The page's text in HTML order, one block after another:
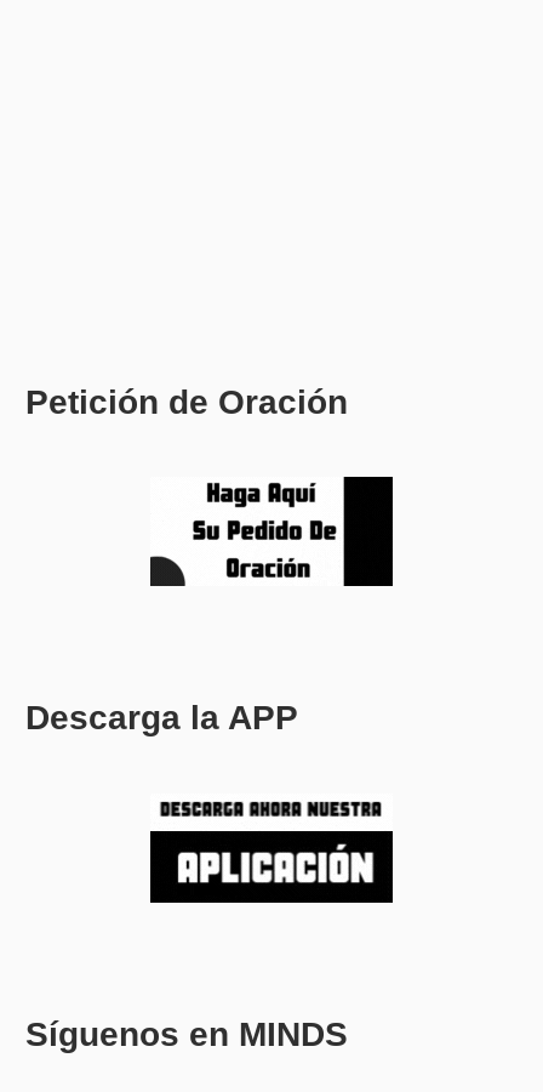
Petición de Oración
Descarga la APP
Síguenos en MINDS